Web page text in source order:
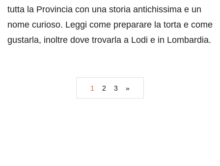
tutta la Provincia con una storia antichissima e un
nome curioso. Leggi come preparare la torta e come
gustarla, inoltre dove trovarla a Lodi e in Lombardia.
1 2 3 »